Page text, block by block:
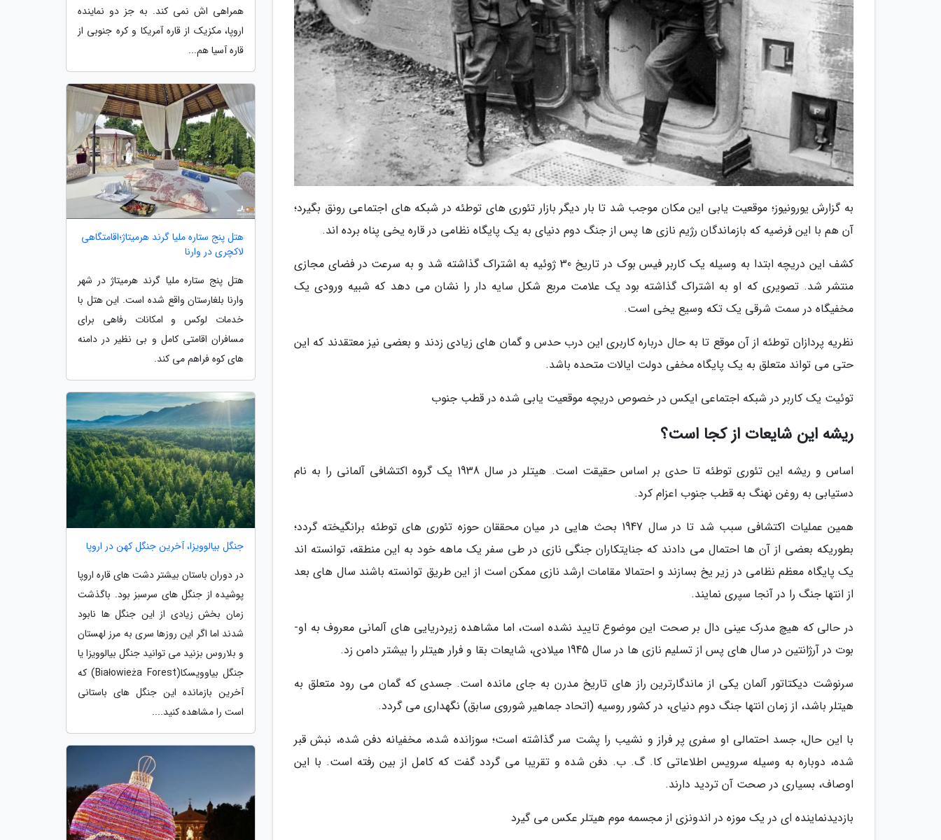
به گزارش یورونیوز؛ موقعیت یابی این مکان موجب شد تا بار دیگر بازار تئوری های توطئه در شبکه های اجتماعی رونق بگیرد؛
آن هم با این فرضیه که بازماندگان رژیم نازی ها پس از جنگ دوم دنیای به یک پایگاه نظامی در قاره یخی پناه برده اند.
کشف این دریچه ابتدا به وسیله یک کاربر فیس بوک در تاریخ 30 ژوئیه به اشتراک گذاشته شد و به سرعت در فضای مجازی
منتشر شد. تصویری که او به اشتراک گذاشته بود یک علامت مربع شکل سایه دار را نشان می دهد که شبیه ورودی یک
مخفیگاه در سمت شرقی یک تکه وسیع یخی است.
نظریه پردازان توطئه از آن موقع تا به حال درباره کاربری این درب حدس و گمان های زیادی زدند و بعضی نیز معتقدند که این
حتی می تواند متعلق به یک پایگاه مخفی دولت ایالات متحده باشد.
توئیت یک کاربر در شبکه اجتماعی ایکس در خصوص دریچه موقعیت یابی شده در قطب جنوب
ریشه این شایعات از کجا است؟
اساس و ریشه این تئوری توطئه تا حدی بر اساس حقیقت است. هیتلر در سال 1938 یک گروه اکتشافی آلمانی را به نام
دستیابی به روغن نهنگ به قطب جنوب اعزام کرد.
همین عملیات اکتشافی سبب شد تا در سال 1947 بحث هایی در میان محققان حوزه تئوری های توطئه برانگیخته گردد؛
بطوریکه بعضی از آن ها احتمال می دادند که جنایتکاران جنگی نازی در طی سفر یک ماهه خود به این منطقه، توانسته اند
یک پایگاه معظم نظامی در زیر یخ بسازند و احتمالا مقامات ارشد نازی ممکن است از این طریق توانسته باشند سال های بعد
از انتها جنگ را در آنجا سپری نمایند.
در حالی که هیچ مدرک عینی دال بر صحت این موضوع تایید نشده است، اما مشاهده زیردریایی های آلمانی معروف به او-
بوت در آرژانتین در سال های پس از تسلیم نازی ها در سال 1945 میلادی، شایعات بقا و فرار هیتلر را بیشتر دامن زد.
سرنوشت دیکتاتور آلمان یکی از ماندگارترین راز های تاریخ مدرن به جای مانده است. جسدی که گمان می رود متعلق به
هیتلر باشد، از زمان انتها جنگ دوم دنیای، در کشور روسیه (اتحاد جماهیر شوروی سابق) نگهداری می گردد.
با این حال، جسد احتمالی او سفری پر فراز و نشیب را پشت سر گذاشته است؛ سوزانده شده، مخفیانه دفن شده، نبش قبر
شده، دوباره به وسیله سرویس اطلاعاتی کا. گ. ب. دفن شده و تقریبا می گردد گفت که کامل از بین رفته است. با این
اوصاف، بسیاری در صحت آن تردید دارند.
بازدیدنماینده ای در یک موزه در اندونزی از مجسمه موم هیتلر عکس می گیرد
همراهی اش نمی کند. به جز دو نماینده
اروپا، مکزیک از قاره آمریکا و کره جنوبی از
قاره آسیا هم...
هتل پنج ستاره ملیا گرند هرمیتاژ؛اقامتگاهی
لاکچری در وارنا
هتل پنج ستاره ملیا گرند هرمیتاژ در شهر
وارنا بلغارستان واقع شده است. این هتل با
خدمات لوکس و امکانات رفاهی برای
مسافران اقامتی کامل و بی نظیر در دامنه
های کوه فراهم می کند.
جنگل بیالوویزا، آخرین جنگل کهن در اروپا
در دوران باستان بیشتر دشت های قاره اروپا
پوشیده از جنگل های سرسبز بود. باگذشت
زمان بخش زیادی از این جنگل ها نابود
شدند اما اگر این روزها سری به مرز لهستان
و بلاروس بزنید می توانید جنگل بیالوویزا یا
جنگل بیاوویسکا(Białowieża Forest) که
آخرین بازمانده این جنگل های باستانی
است را مشاهده کنید....